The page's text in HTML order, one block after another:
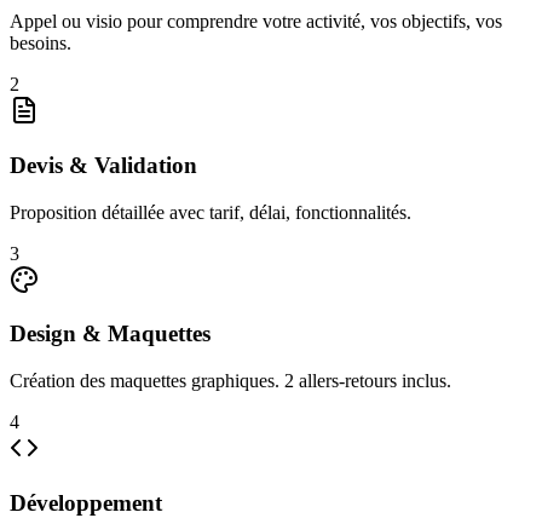
Appel ou visio pour comprendre votre activité, vos objectifs, vos
besoins.
2
Devis & Validation
Proposition détaillée avec tarif, délai, fonctionnalités.
3
Design & Maquettes
Création des maquettes graphiques. 2 allers-retours inclus.
4
Développement